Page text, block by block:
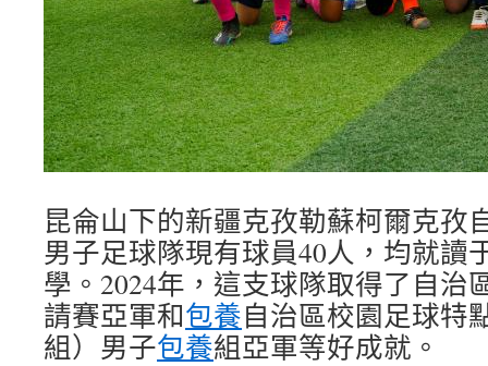
昆侖山下的新疆克孜勒蘇柯爾克孜
男子足球隊現有球員40人，均就讀
學。2024年，這支球隊取得了自治
請賽亞軍和包養自治區校園足球特
組）男子包養組亞軍等好成就。